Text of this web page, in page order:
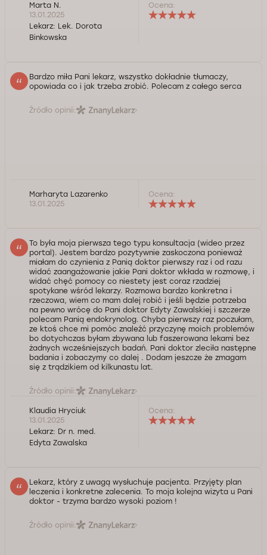
Marta N.
13.01.2025
Lekarz: Lek. Dorota
Binkowska
Ocena:
Bardzo miła Pani lekarz, wszystko dokładnie tłumaczy,
opowiada co i jak trzeba zrobić. Polecam z całego serca
Źródło opinii:
Marharyta Lazarenko
13.01.2025
Ocena:
To była moja pierwsza tego typu konsultacja (wideo przez
portal). Jestem bardzo pozytywnie zaskoczona ponieważ
miałam do czynienia z Panią doktor pierwszy raz i od razu
widać zaangażowanie jakie Pani doktor wkłada w rozmowę, i
widać chęć pomocy co niestety jest coraz rzadziej
spotykane wśród lekarzy. Rozmowa bardzo konkretna i
rzeczowa, wiem co mam dalej robić i jeśli będzie potrzeba
na pewno wrócę do Pani doktor Edyty Zawalskiej i szczerze
polecam Panią endokrynolog. Chyba pierwszy raz poczułam,
ze ktoś chce mi pomóc znaleźć przyczynę moich problemów
bo dotychczas byłam zbywana lub faszerowana lekami bez
żadnych wcześniejszych badań. Pani doktor zleciła następne
badania i zobaczymy co dalej . Dodam jeszcze że zmagam
się z trądzikiem od kilkunastu lat.
Źródło opinii:
Klaudia Hryciuk
13.01.2025
Lekarz: Dr n. med.
Edyta Zawalska
Ocena:
Lekarz, który z uwagą wysłuchuje pacjenta. Przyjęty plan
leczenia i konkretne zalecenia. To moja kolejna wizyta u Pani
doktor - trzyma bardzo wysoki poziom !
Źródło opinii: